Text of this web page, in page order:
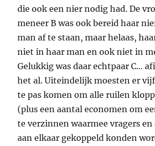
die ook een nier nodig had. De
meneer B was ook bereid haar
man af te staan, maar helaas,
niet in haar man en ook niet in
Gelukkig was daar echtpaar C…
het al. Uiteindelijk moesten er
te pas komen om alle ruilen
(plus een aantal economen om
te verzinnen waarmee vragers en
aan elkaar gekoppeld konden